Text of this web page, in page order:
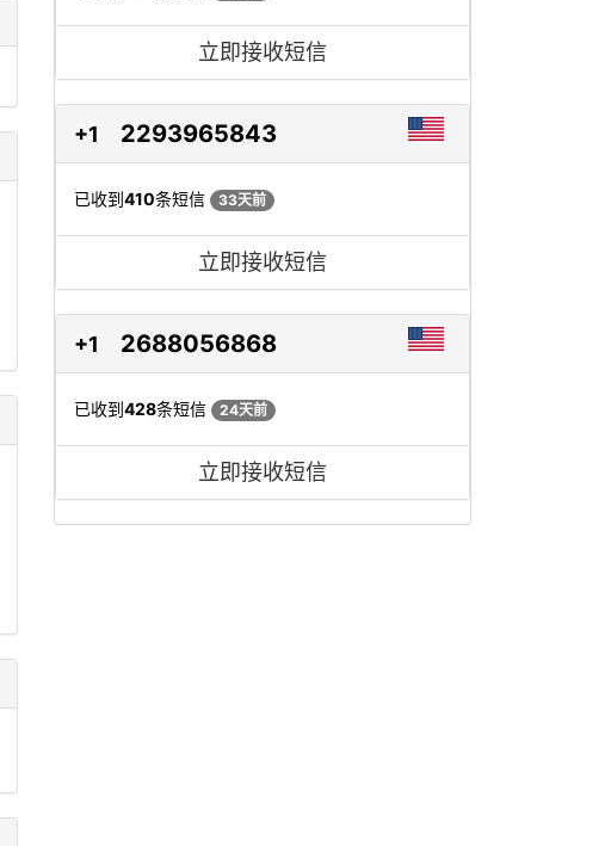
立即接收短信
+1 2293965843
已收到410条短信 33天前
立即接收短信
+1 2688056868
已收到428条短信 24天前
立即接收短信